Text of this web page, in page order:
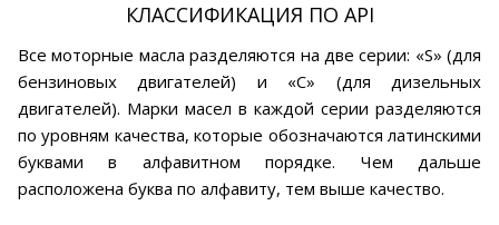
КЛАССИФИКАЦИЯ ПО API
Все моторные масла разделяются на две серии: «S» (для
бензиновых двигателей) и «С» (для дизельных
двигателей). Марки масел в каждой серии разделяются
по уровням качества, которые обозначаются латинскими
буквами в алфавитном порядке. Чем дальше
расположена буква по алфавиту, тем выше качество.